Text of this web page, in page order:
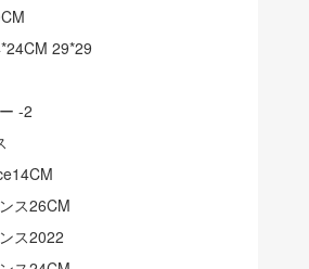
29*29
-2
ス26CM
ス2022